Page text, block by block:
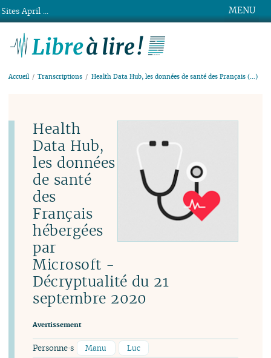
MENU
Accueil Transcriptions Health Data Hub, les données de santé des Français (…)
Health
Data Hub,
les données
de santé
des
Français
hébergées
par
Microsoft -
Décryptualité du 21
septembre 2020
Avertissement
Personne·s Manu Luc
Sites April ...